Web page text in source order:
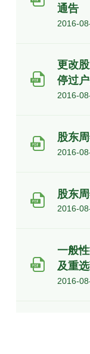
通告
2016-
更改
停过
2016-
股东
2016-
股东
2016-
一般
及重
2016-